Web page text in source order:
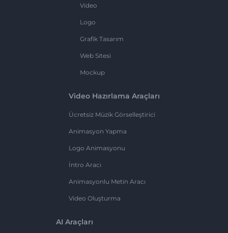
Video
Logo
Grafik Tasarım
Web Sitesi
Mockup
Video Hazırlama Araçları
Ücretsiz Müzik Görselleştirici
Animasyon Yapma
Logo Animasyonu
İntro Aracı
Animasyonlu Metin Aracı
Video Oluşturma
AI Araçları